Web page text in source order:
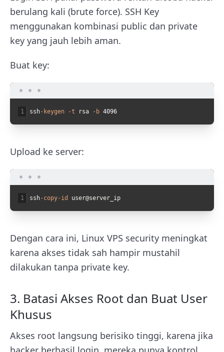
berulang kali (brute force). SSH Key
menggunakan kombinasi public dan private
key yang jauh lebih aman.
Buat key:
1 ssh-keygen -t rsa -b 4096
Upload ke server:
1 ssh-copy-id user@server_ip
Dengan cara ini, Linux VPS security meningkat
karena akses tidak sah hampir mustahil
dilakukan tanpa private key.
3. Batasi Akses Root dan Buat User
Khusus
Akses root langsung berisiko tinggi, karena jika